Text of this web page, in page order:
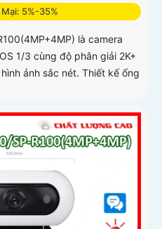
5%-35%
là camera
1/3 cùng độ phân giải 2K+
ảnh sắc nét. Thiết kế ống